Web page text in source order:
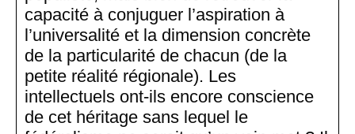
capacité à conjuguer l’aspiration à
l’universalité et la dimension concrète
de la particularité de chacun (de la
petite réalité régionale). Les
intellectuels ont-ils encore conscience
de cet héritage sans lequel le